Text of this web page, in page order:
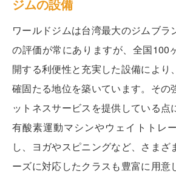
ジムの設備
ワールドジムは台湾最大のジムブラ
の評価が常にありますが、全国100
開する利便性と充実した設備により
確固たる地位を築いています。その
ットネスサービスを提供している点
有酸素運動マシンやウェイトトレ
し、ヨガやスピニングなど、さまざ
ーズに対応したクラスも豊富に用意